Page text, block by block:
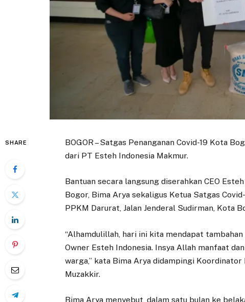
SHARE
BOGOR – Satgas Penanganan Covid-19 Kota
dari PT Esteh Indonesia Makmur.
Bantuan secara langsung diserahkan CEO
Bogor, Bima Arya sekaligus Ketua Satgas
PPKM Darurat, Jalan Jenderal Sudirman, Kota
“Alhamdulillah, hari ini kita mendapat
Owner Esteh Indonesia. Insya Allah manfaat
warga,” kata Bima Arya didampingi
Muzakkir.
Bima Arya menyebut, dalam satu bulan ke